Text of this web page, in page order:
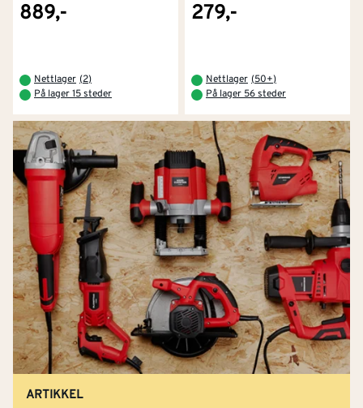
889,-
Nettlager (2)
På lager 15 steder
279,-
Nettlager (50+)
På lager 56 steder
ARTIKKEL